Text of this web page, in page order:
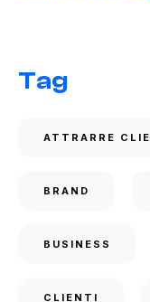
Tag
ATTRARRE
BRAND
BUSINESS
CLIENTI